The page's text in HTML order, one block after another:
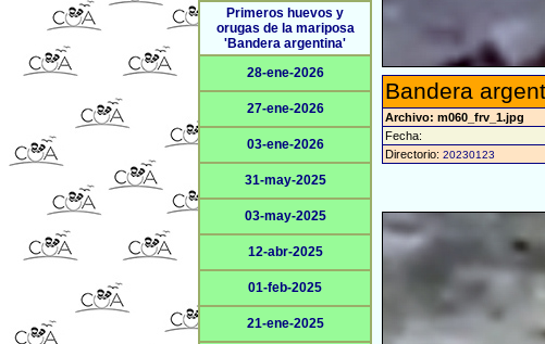
Primeros huevos y
orugas de la mariposa
'Bandera argentina'
28-ene-2026
27-ene-2026
03-ene-2026
31-may-2025
03-may-2025
12-abr-2025
01-feb-2025
21-ene-2025
Bandera
Archivo: m060_frv_1.jpg
Fecha:
Directorio: 20230123